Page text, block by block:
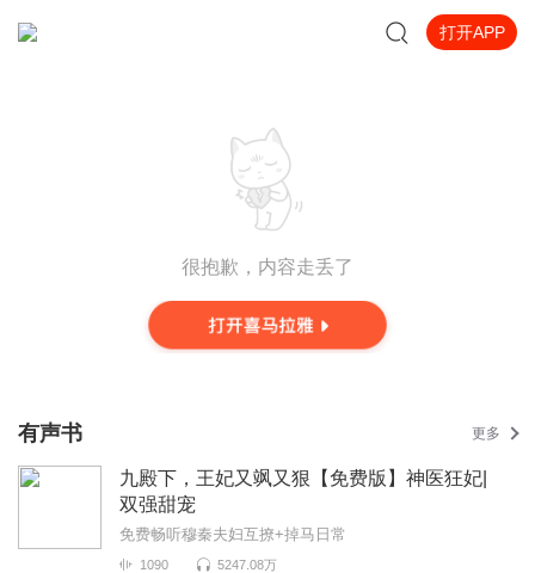
打开APP
很抱歉，内容走丢了
有声书 更多
九殿下，王妃又飒又狠【免费版】神医狂妃|
双强甜宠
免费畅听穆秦夫妇互撩+掉马日常
1090 5247.08万